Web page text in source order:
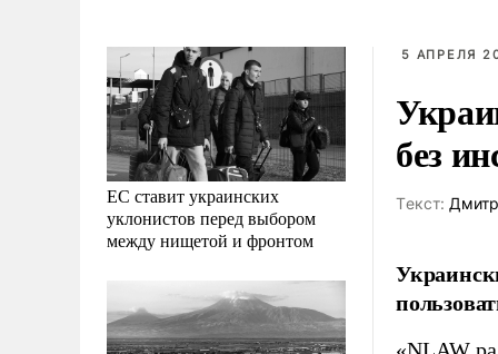
ЕС ставит украинских
уклонистов перед выбором
между нищетой и фронтом
5 АПРЕЛЯ
без
Tекст: